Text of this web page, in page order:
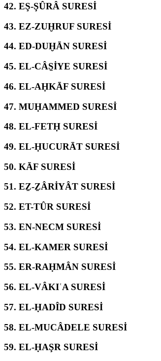
42. EŞ-ŞÛRÂ SURESİ
43. EZ-ZUḪRUF SURESİ
44. ED-DUḪĀN SURESİ
45. EL-CÂS̱İYE SURESİ
46. EL-AḤKĀF SURESİ
47. MUḤAMMED SURESİ
48. EL-FETḤ SURESİ
49. EL-ḤUCURĀT SURESİ
50. KĀF SURESİ
51. EẔ-ẔÂRİYÂT SURESİ
52. ET-TÛR SURESİ
53. EN-NECM SURESİ
54. EL-KAMER SURESİ
55. ER-RAḤMÂN SURESİ
56. EL-VÂKIʿA SURESİ
57. EL-ḤADÎD SURESİ
58. EL-MUCÂDELE SURESİ
59. EL-ḤAŞR SURESİ